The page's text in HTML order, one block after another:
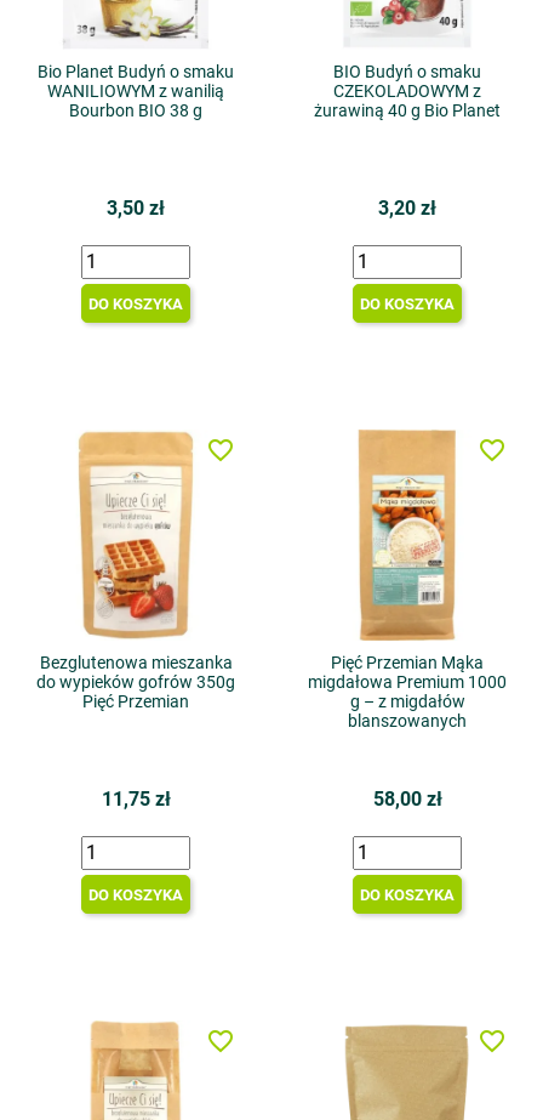
Bio Planet Budyń o smaku
WANILIOWYM z wanilią
Bourbon BIO 38 g
3,50 zł
DO KOSZYKA
BIO Budyń o smaku
CZEKOLADOWYM z
żurawiną 40 g Bio Planet
3,20 zł
DO KOSZYKA
Bezglutenowa mieszanka
do wypieków gofrów 350g
Pięć Przemian
11,75 zł
DO KOSZYKA
favorite_border
Pięć Przemian Mąka
migdałowa Premium 1000
g – z migdałów
blanszowanych
58,00 zł
DO KOSZYKA
favorite_border
favorite_border favorite_border